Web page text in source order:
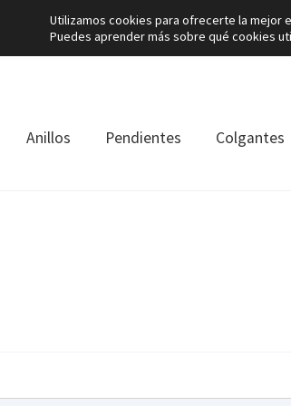
Anillos Pendientes Colgantes
Utilizamos cookies para ofrecerte la mejor
Puedes aprender más sobre qué cookies